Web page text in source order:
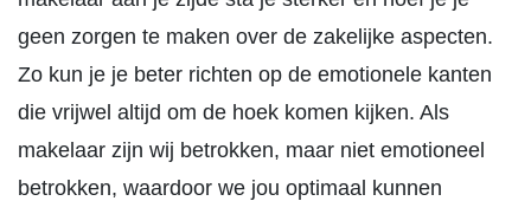
geen zorgen te maken over de zakelijke aspecten.
Zo kun je je beter richten op de emotionele kanten
die vrijwel altijd om de hoek komen kijken. Als
makelaar zijn wij betrokken, maar niet emotioneel
betrokken, waardoor we jou optimaal kunnen